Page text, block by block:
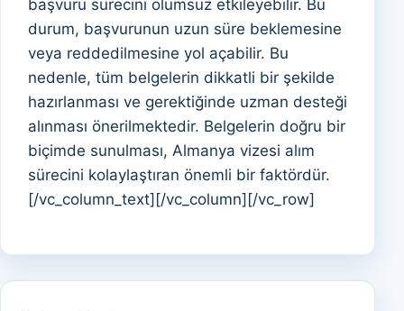
başvuru sürecini olumsuz etkileyebilir. Bu
durum, başvurunun uzun süre beklemesine
veya reddedilmesine yol açabilir. Bu
nedenle, tüm belgelerin dikkatli bir şekilde
hazırlanması ve gerektiğinde uzman desteği
alınması önerilmektedir. Belgelerin doğru bir
biçimde sunulması, Almanya vizesi alım
sürecini kolaylaştıran önemli bir faktördür.
[/vc_column_text][/vc_column][/vc_row]